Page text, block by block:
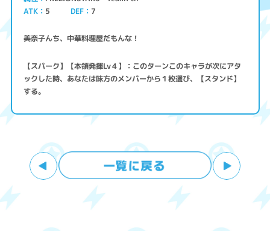
ATK 5 DEF 7
美奈子んち、中華料理屋だもんな！
【スパーク】【本領発揮Lv４】：このターンこのキャラが次にアタ
ックした時、あなたは味方のメンバーから１枚選び、【スタンド】
する。